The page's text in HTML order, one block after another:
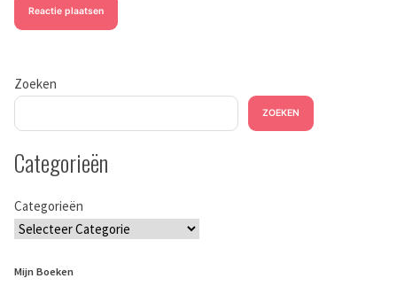
Zoeken
ZOEKEN
Categorieën
Categorieën
Mijn Boeken